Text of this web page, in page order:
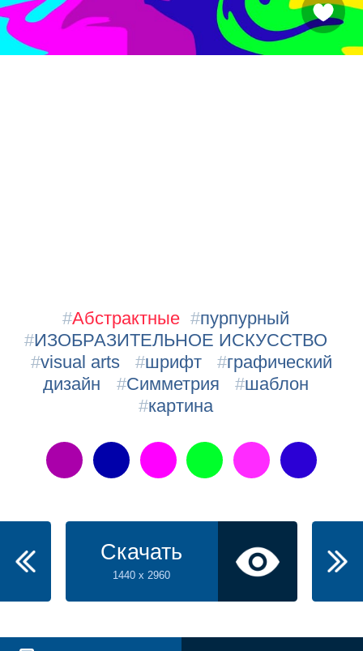
#Абстрактные #пурпурный
#ИЗОБРАЗИТЕЛЬНОЕ ИСКУССТВО
#visual arts #шрифт #графический
дизайн
#Симметрия #шаблон
#картина
Скачать
1440 x 2960